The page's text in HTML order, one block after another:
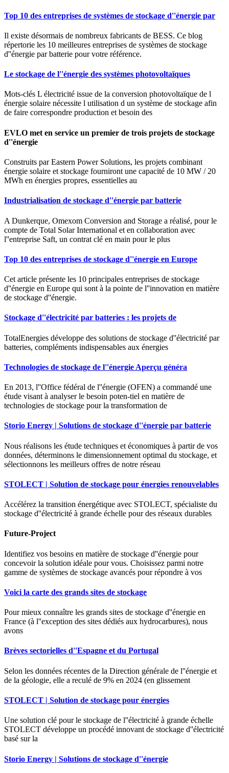
Top 10 des entreprises de systèmes de stockage d''énergie par
Il existe désormais de nombreux fabricants de BESS. Ce blog
répertorie les 10 meilleures entreprises de systèmes de stockage
d''énergie par batterie pour votre référence.
Le stockage de l''énergie des systèmes photovoltaïques
Mots-clés L électricité issue de la conversion photovoltaïque de l
énergie solaire nécessite l utilisation d un système de stockage afin
de faire correspondre production et besoin des
EVLO met en service un premier de trois projets de stockage
d''énergie
Construits par Eastern Power Solutions, les projets combinant
énergie solaire et stockage fourniront une capacité de 10 MW / 20
MWh en énergies propres, essentielles au
Industrialisation de stockage d''énergie par batterie
A Dunkerque, Omexom Conversion and Storage a réalisé, pour le
compte de Total Solar International et en collaboration avec
l''entreprise Saft, un contrat clé en main pour le plus
Top 10 des entreprises de stockage d''énergie en Europe
Cet article présente les 10 principales entreprises de stockage
d''énergie en Europe qui sont à la pointe de l''innovation en matière
de stockage d''énergie.
Stockage d''électricité par batteries : les projets de
TotalEnergies développe des solutions de stockage d''électricité par
batteries, compléments indispensables aux énergies
Technologies de stockage de l''énergie Aperçu généra
En 2013, l''Office fédéral de l''énergie (OFEN) a commandé une
étude visant à analyser le besoin poten-tiel en matière de
technologies de stockage pour la transformation de
Storio Energy | Solutions de stockage d''énergie par batterie
Nous réalisons les étude techniques et économiques à partir de vos
données, déterminons le dimensionnement optimal du stockage, et
sélectionnons les meilleurs offres de notre réseau
STOLECT | Solution de stockage pour énergies renouvelables
Accélérez la transition énergétique avec STOLECT, spécialiste du
stockage d''électricité à grande échelle pour des réseaux durables
Future-Project
Identifiez vos besoins en matière de stockage d''énergie pour
concevoir la solution idéale pour vous. Choisissez parmi notre
gamme de systèmes de stockage avancés pour répondre à vos
Voici la carte des grands sites de stockage
Pour mieux connaître les grands sites de stockage d''énergie en
France (à l''exception des sites dédiés aux hydrocarbures), nous
avons
Brèves sectorielles d''Espagne et du Portugal
Selon les données récentes de la Direction générale de l''énergie et
de la géologie, elle a reculé de 9% en 2024 (en glissement
STOLECT | Solution de stockage pour énergies
Une solution clé pour le stockage de l''électricité à grande échelle
STOLECT développe un procédé innovant de stockage d''électricité
basé sur la
Storio Energy | Solutions de stockage d''énergie